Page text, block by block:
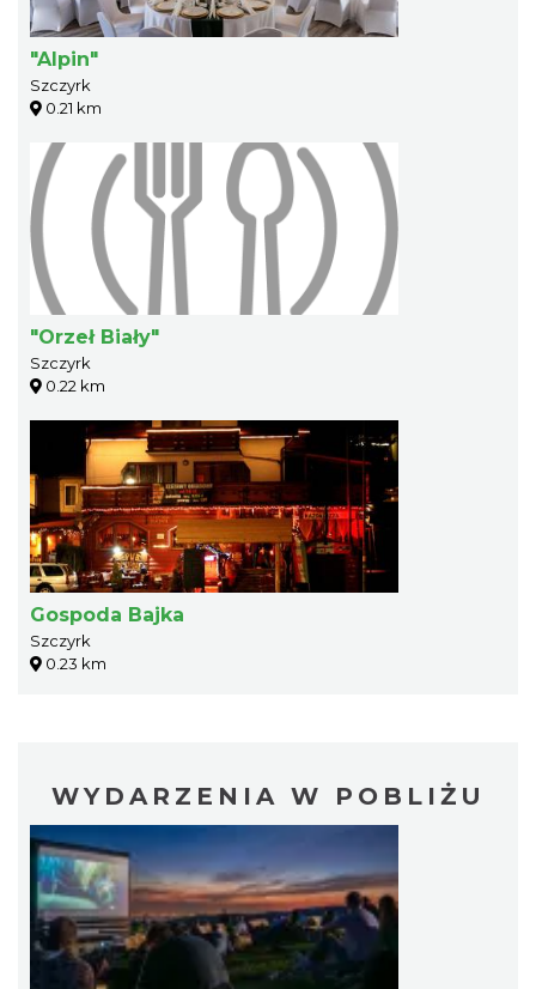
"Alpin"
Szczyrk
0.21 km
"Orzeł Biały"
Szczyrk
0.22 km
Gospoda Bajka
Szczyrk
0.23 km
WYDARZENIA W POBLIŻU